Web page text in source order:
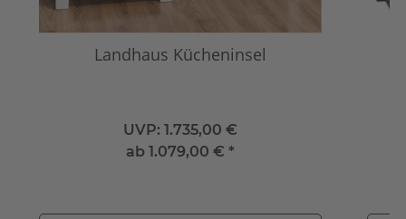
Landhaus Kücheninsel
UVP: 1.735,00 €
ab1.079,00 € *